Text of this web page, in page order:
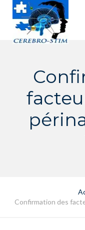
Skip
content
Confirmation des